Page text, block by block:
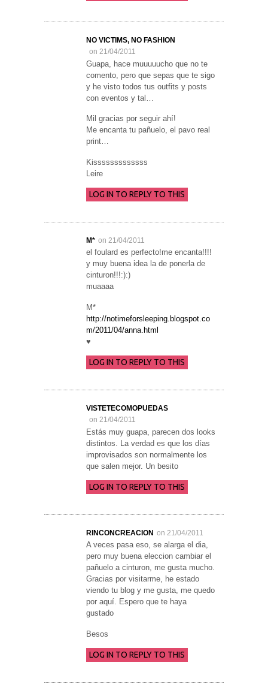
NO VICTIMS, NO FASHION
on 21/04/2011
Guapa, hace muuuuucho que no te
comento, pero que sepas que te sigo
y he visto todos tus outfits y posts
con eventos y tal…
Mil gracias por seguir ahí!
Me encanta tu pañuelo, el pavo real
print…
Kisssssssssssss
Leire
LOG IN TO REPLY TO THIS
M* on 21/04/2011
el foulard es perfecto!me encanta!!!!
y muy buena idea la de ponerla de
cinturon!!!:):)
muaaaa
M*
http://notimeforsleeping.blogspot.co
m/2011/04/anna.html
♥
LOG IN TO REPLY TO THIS
VISTETECOMOPUEDAS
on 21/04/2011
Estás muy guapa, parecen dos looks
distintos. La verdad es que los días
improvisados son normalmente los
que salen mejor. Un besito
LOG IN TO REPLY TO THIS
RINCONCREACION on 21/04/2011
A veces pasa eso, se alarga el dia,
pero muy buena eleccion cambiar el
pañuelo a cinturon, me gusta mucho.
Gracias por visitarme, he estado
viendo tu blog y me gusta, me quedo
por aquí. Espero que te haya
gustado
Besos
LOG IN TO REPLY TO THIS